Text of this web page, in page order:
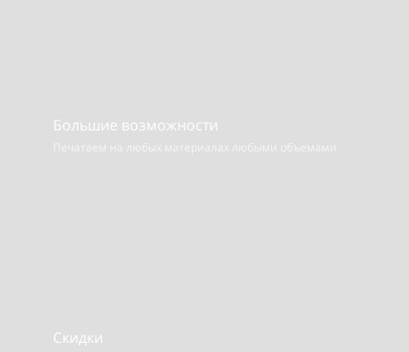
Большие возможности
Печатаем на любых материалах любыми объемами
Скидки